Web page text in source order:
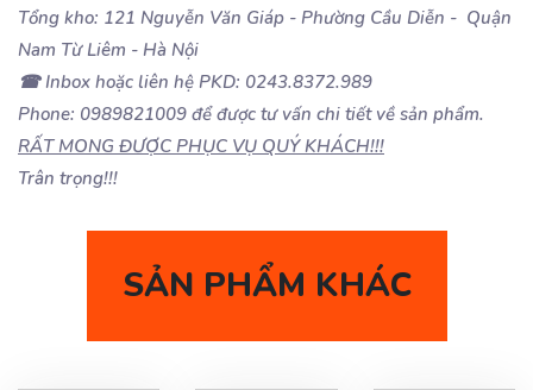
Tổng kho: 121 Nguyễn Văn Giáp - Phường Cầu Diễn - Quận
Nam Từ Liêm - Hà Nội
☎ Inbox hoặc liên hệ PKD: 0243.8372.989
Phone: 0989821009 để được tư vấn chi tiết về sản phẩm.
RẤT MONG ĐƯỢC PHỤC VỤ QUÝ KHÁCH!!!
Trân trọng!!!
SẢN PHẨM KHÁC